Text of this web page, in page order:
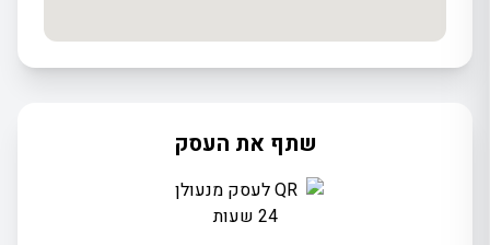
שתף את העסק